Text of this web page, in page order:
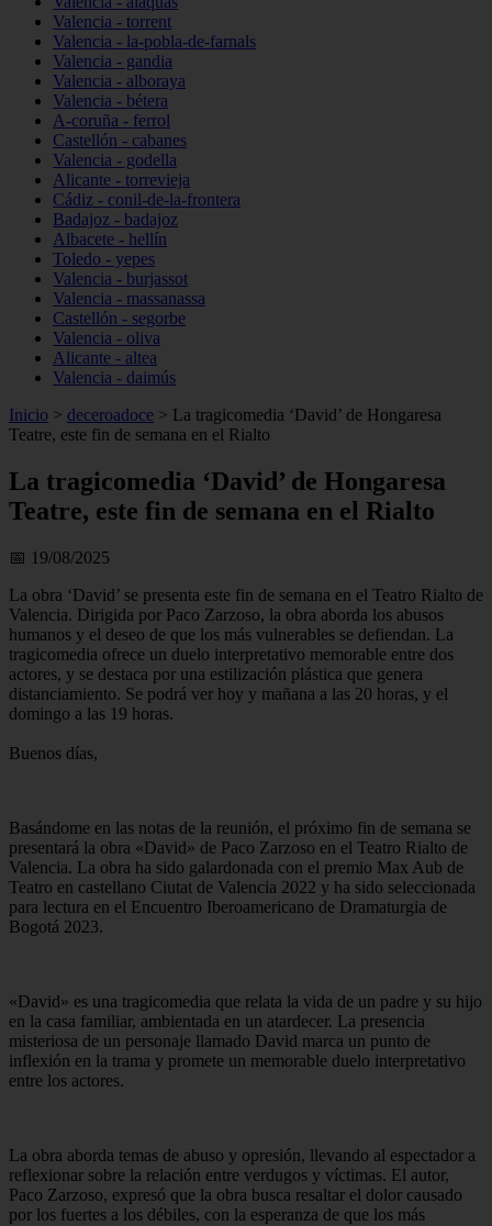
Valencia - torrent
Valencia - la-pobla-de-farnals
Valencia - gandia
Valencia - alboraya
Valencia - bétera
A-coruña - ferrol
Castellón - cabanes
Valencia - godella
Alicante - torrevieja
Cádiz - conil-de-la-frontera
Badajoz - badajoz
Albacete - hellín
Toledo - yepes
Valencia - burjassot
Valencia - massanassa
Castellón - segorbe
Valencia - oliva
Alicante - altea
Valencia - daimús
Inicio > deceroadoce > La tragicomedia ‘David’ de Hongaresa
Teatre, este fin de semana en el Rialto
La tragicomedia ‘David’ de Hongaresa
Teatre, este fin de semana en el Rialto
📅 19/08/2025
La obra ‘David’ se presenta este fin de semana en el Teatro Rialto de
Valencia. Dirigida por Paco Zarzoso, la obra aborda los abusos
humanos y el deseo de que los más vulnerables se defiendan. La
tragicomedia ofrece un duelo interpretativo memorable entre dos
actores, y se destaca por una estilización plástica que genera
distanciamiento. Se podrá ver hoy y mañana a las 20 horas, y el
domingo a las 19 horas.
Buenos días,
Basándome en las notas de la reunión, el próximo fin de semana se
presentará la obra «David» de Paco Zarzoso en el Teatro Rialto de
Valencia. La obra ha sido galardonada con el premio Max Aub de
Teatro en castellano Ciutat de Valencia 2022 y ha sido seleccionada
para lectura en el Encuentro Iberoamericano de Dramaturgia de
Bogotá 2023.
«David» es una tragicomedia que relata la vida de un padre y su hijo
en la casa familiar, ambientada en un atardecer. La presencia
misteriosa de un personaje llamado David marca un punto de
inflexión en la trama y promete un memorable duelo interpretativo
entre los actores.
La obra aborda temas de abuso y opresión, llevando al espectador a
reflexionar sobre la relación entre verdugos y víctimas. El autor,
Paco Zarzoso, expresó que la obra busca resaltar el dolor causado
por los fuertes a los débiles, con la esperanza de que los más